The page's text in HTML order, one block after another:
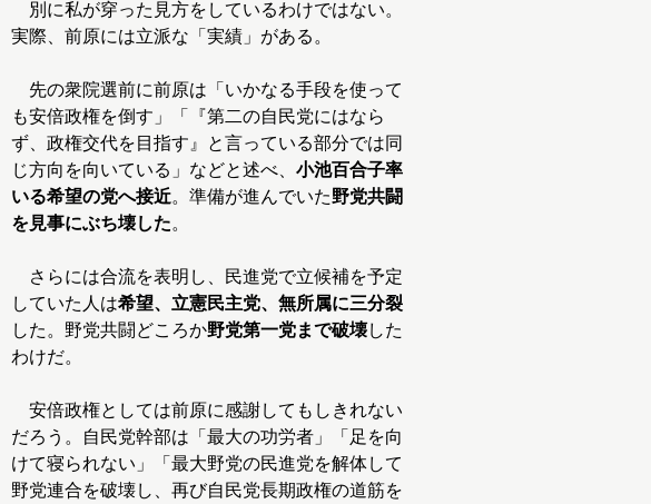
別に私が穿った見方をしているわけではない。
実際、前原には立派な「実績」がある。
先の衆院選前に前原は「いかなる手段を使って
も安倍政権を倒す」「『第二の自民党にはなら
ず、政権交代を目指す』と言っている部分では同
じ方向を向いている」などと述べ、 小池百合子率
いる希望の党へ接近。準備が進んでいた野党共闘
を見事にぶち壊した。
さらには合流を表明し、民進党で立候補を予定
していた人は希望、立憲民主党、無所属に三分裂
した。野党共闘どころか野党第一党まで破壊した
わけだ。
安倍政権としては前原に感謝してもしきれない
だろう。自民党幹部は「最大の功労者」「足を向
けて寝られない」「最大野党の民進党を解体して
野党連合を破壊し、再び自民党長期政権の道筋を